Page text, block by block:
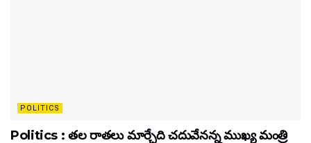
POLITICS
Politics : తల రాతలు మార్చేది చదువేనన్న ముఖ్య మంత్రి